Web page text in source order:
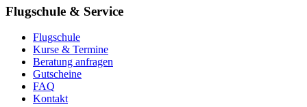
Flugschule & Service
Flugschule
Kurse & Termine
Beratung anfragen
Gutscheine
FAQ
Kontakt